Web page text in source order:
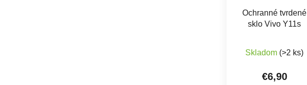
Ochranné tvrdené
sklo Vivo Y11s
Skladom (>2 ks)
€6,90